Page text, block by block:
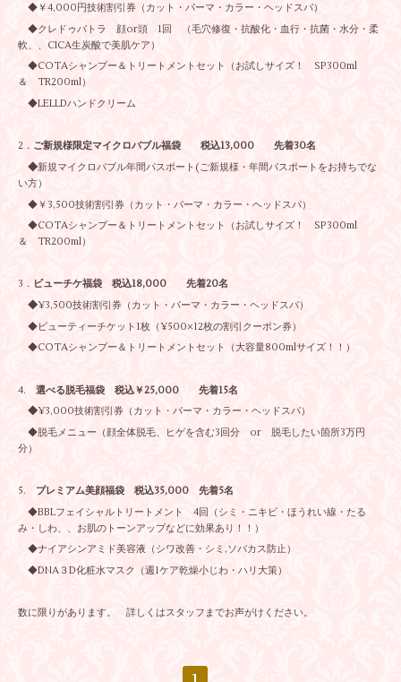
◆￥4,000円技術割引券（カット・パーマ・カラー・ヘッドスパ）
◆クレドゥパトラ 顔or頭 1回 （毛穴修復・抗酸化・血行・抗菌・水分・柔
軟、、CICA生炭酸で美肌ケア）
◆COTAシャンプー＆トリートメントセット（お試しサイズ！ SP300ml
＆ TR200ml）
◆LELLDハンドクリーム
2． ご新規様限定マイクロバブル福袋 税込13,000 先着30名
◆新規マイクロバブル年間パスポート(ご新規様・年間パスポートをお持ちでな
い方）
◆￥3,500技術割引券（カット・パーマ・カラー・ヘッドスパ）
◆COTAシャンプー＆トリートメントセット（お試しサイズ！ SP300ml
＆ TR200ml）
3． ビューチケ福袋 税込18,000 先着20名
◆¥3,500技術割引券（カット・パーマ・カラー・ヘッドスパ）
◆ビューティーチケット1枚（¥500×12枚の割引クーポン券）
◆COTAシャンプー＆トリートメントセット（大容量800mlサイズ！！）
4. 選べる脱毛福袋 税込￥25,000 先着15名
◆¥3,000技術割引券（カット・パーマ・カラー・ヘッドスパ）
◆脱毛メニュー（顔全体脱毛、ヒゲを含む3回分 or 脱毛したい箇所3万円
分）
5. プレミアム美顔福袋 税込35,000 先着5名
◆BBLフェイシャルトリートメント 4回（シミ・ニキビ・ほうれい線・たる
み・しわ、、お肌のトーンアップなどに効果あり！！）
◆ナイアシンアミド美容液（シワ改善・シミ,ソバカス防止）
◆DNA３D化粧水マスク（週1ケア乾燥小じわ・ハリ大策）
数に限りがあります。 詳しくはスタッフまでお声がけください。